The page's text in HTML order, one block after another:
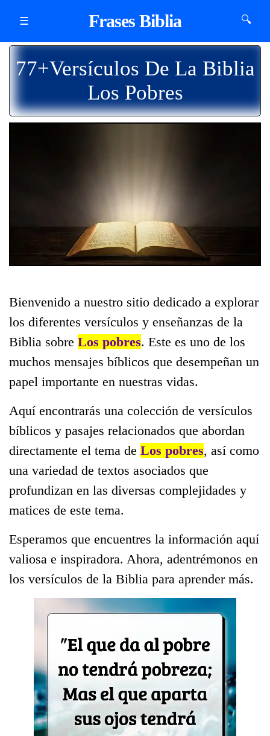
☰ Frases Biblia 🔍
77+Versículos De La Biblia
Los Pobres
Bienvenido a nuestro sitio dedicado a explorar
los diferentes versículos y enseñanzas de la
Biblia sobre Los pobres. Este es uno de los
muchos mensajes bíblicos que desempeñan un
papel importante en nuestras vidas.
Aquí encontrarás una colección de versículos
bíblicos y pasajes relacionados que abordan
directamente el tema de Los pobres, así como
una variedad de textos asociados que
profundizan en las diversas complejidades y
matices de este tema.
Esperamos que encuentres la información aquí
valiosa e inspiradora. Ahora, adentrémonos en
los versículos de la Biblia para aprender más.